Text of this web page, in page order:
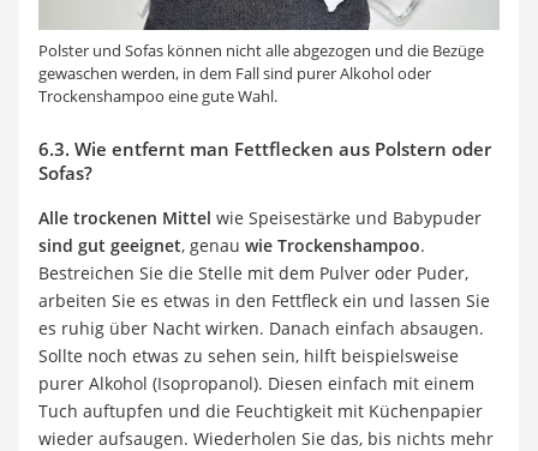
Polster und Sofas können nicht alle abgezogen und die Bezüge
gewaschen werden, in dem Fall sind purer Alkohol oder
Trockenshampoo eine gute Wahl.
6.3. Wie entfernt man Fettflecken aus Polstern oder
Sofas?
Alle trockenen Mittel wie Speisestärke und Babypuder
sind gut geeignet, genau wie Trockenshampoo.
Bestreichen Sie die Stelle mit dem Pulver oder Puder,
arbeiten Sie es etwas in den Fettfleck ein und lassen Sie
es ruhig über Nacht wirken. Danach einfach absaugen.
Sollte noch etwas zu sehen sein, hilft beispielsweise
purer Alkohol (Isopropanol). Diesen einfach mit einem
Tuch auftupfen und die Feuchtigkeit mit Küchenpapier
wieder aufsaugen. Wiederholen Sie das, bis nichts mehr